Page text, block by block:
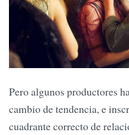
Pero algunos productores
cambio de tendencia, e
cuadrante correcto de